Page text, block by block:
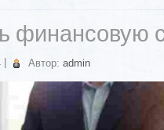
финансовую
Автор: admin